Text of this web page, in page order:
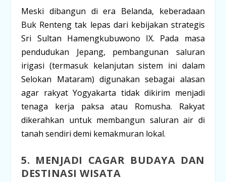
Meski dibangun di era Belanda, keberadaan
Buk Renteng tak lepas dari kebijakan strategis
Sri Sultan Hamengkubuwono IX. Pada masa
pendudukan Jepang, pembangunan saluran
irigasi (termasuk kelanjutan sistem ini dalam
Selokan Mataram) digunakan sebagai alasan
agar rakyat Yogyakarta tidak dikirim menjadi
tenaga kerja paksa atau Romusha. Rakyat
dikerahkan untuk membangun saluran air di
tanah sendiri demi kemakmuran lokal.
5. MENJADI CAGAR BUDAYA DAN
DESTINASI WISATA